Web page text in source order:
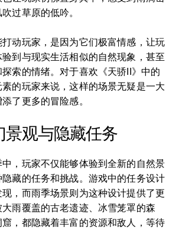
过草原的低吟。
动玩家，是因为它们极富情感，让玩
到与现实生活相似的自然现象，甚至
索的情绪。对于喜欢《天骄II》中的
的玩家来说，这样的场景无疑是一大
了更多的冒险感。
景观与隐藏任务
，玩家不仅能够体验到全新的自然景
藏的任务和挑战。游戏中的任务设计
，而雨季场景则为这种设计提供了更
雨覆盖的古老遗迹、冰雪笼罩的森
，都隐藏着丰富的资源和敌人，等待